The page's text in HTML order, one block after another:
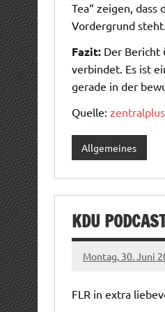
Tea“ zeigen,
Vordergrund
Fazit:Der Bericht
verbindet. Es ist
gerade in der
Quelle: zentralplus
Allgemeines
KDU
Montag, 30. Juni
FLR in extra